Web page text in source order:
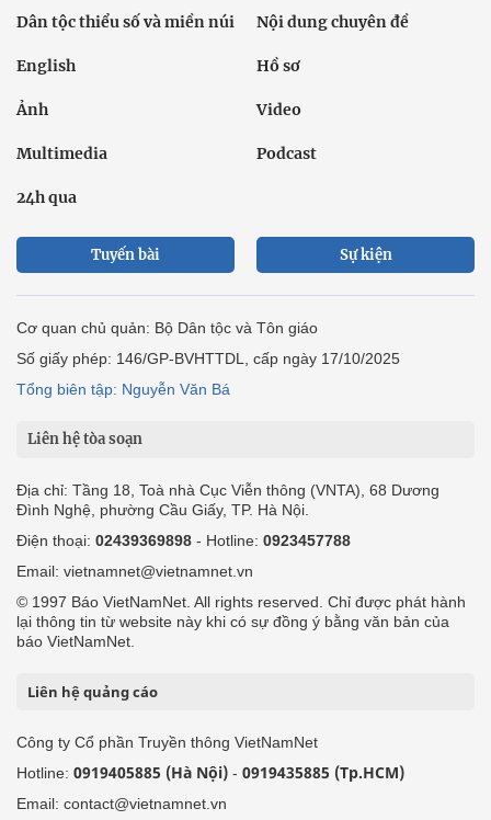
Dân tộc thiểu số và miền núi Nội dung chuyên đề
English Hồ sơ
Ảnh Video
Multimedia Podcast
24h qua
Tuyến bài Sự kiện
Cơ quan chủ quản: Bộ Dân tộc và Tôn giáo
Số giấy phép: 146/GP-BVHTTDL, cấp ngày 17/10/2025
Tổng biên tập: Nguyễn Văn Bá
Liên hệ tòa soạn
Địa chỉ: Tầng 18, Toà nhà Cục Viễn thông (VNTA), 68 Dương
Đình Nghệ, phường Cầu Giấy, TP. Hà Nội.
Điện thoại: 02439369898 - Hotline: 0923457788
Email: vietnamnet@vietnamnet.vn
© 1997 Báo VietNamNet. All rights reserved. Chỉ được phát hành
lại thông tin từ website này khi có sự đồng ý bằng văn bản của
báo VietNamNet.
Liên hệ quảng cáo
Công ty Cổ phần Truyền thông VietNamNet
Hotline: 0919405885 (Hà Nội) - 0919435885 (Tp.HCM)
Email: contact@vietnamnet.vn